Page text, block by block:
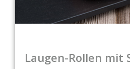
Laugen-Rollen mit